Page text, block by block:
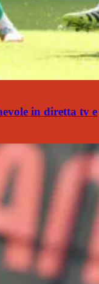
in diretta tv e